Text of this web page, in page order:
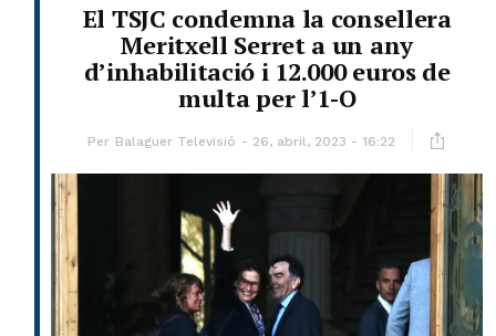
El TSJC condemna la consellera
Meritxell Serret a un any
d’inhabilitació i 12.000 euros de
multa per l’1-O
Per Balaguer Televisió 26, abril, 2023 - 16:22